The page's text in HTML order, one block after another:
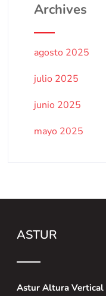
Archives
agosto 2025
julio 2025
junio 2025
mayo 2025
ASTUR
Astur Altura Vertical